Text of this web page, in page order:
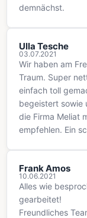
demnächst.
Ulla Tesche
03.07.2021
Wir haben am
Traum. Super
einfach toll
begeistert sowie
die Firma Meliat
empfehlen. Ein
Frank Amos
10.06.2021
Alles wie
gearbeitet!
Freundliches